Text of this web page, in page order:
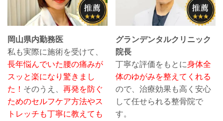
岡山県内勤務医
私も実際に施術を受けて、
長年悩んでいた腰の痛みが
スッと楽になり驚きまし
た！ そのうえ、 再発を防ぐ
ためのセルフケア方法やス
トレッチも丁寧に教えても
グランデンタルクリニック
院長
丁寧な評価をもとに身体全
体のゆがみを整えてくれる
ので、治療効果も高く安心
して任せられる整骨院で
す。